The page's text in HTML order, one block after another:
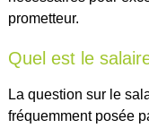
prometteur.
Quel est le
La question sur le
fréquemment posée